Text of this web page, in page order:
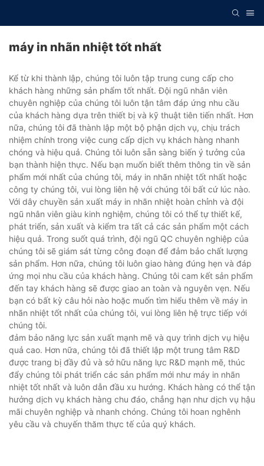
máy in nhãn nhiệt tốt nhất
Kể từ khi thành lập, chúng tôi luôn tập trung cung cấp cho
khách hàng những sản phẩm tốt nhất. Đội ngũ nhân viên
chuyên nghiệp của chúng tôi luôn tận tâm đáp ứng nhu cầu
của khách hàng dựa trên thiết bị và kỹ thuật tiên tiến nhất. Hơn
nữa, chúng tôi đã thành lập một bộ phận dịch vụ, chịu trách
nhiệm chính trong việc cung cấp dịch vụ khách hàng nhanh
chóng và hiệu quả. Chúng tôi luôn sẵn sàng biến ý tưởng của
bạn thành hiện thực. Nếu bạn muốn biết thêm thông tin về sản
phẩm mới nhất của chúng tôi, máy in nhãn nhiệt tốt nhất hoặc
công ty chúng tôi, vui lòng liên hệ với chúng tôi bất cứ lúc nào.
Với dây chuyền sản xuất máy in nhãn nhiệt hoàn chỉnh và đội
ngũ nhân viên giàu kinh nghiệm, chúng tôi có thể tự thiết kế,
phát triển, sản xuất và kiểm tra tất cả các sản phẩm một cách
hiệu quả. Trong suốt quá trình, đội ngũ QC chuyên nghiệp của
chúng tôi sẽ giám sát từng công đoạn để đảm bảo chất lượng
sản phẩm. Hơn nữa, chúng tôi luôn giao hàng đúng hẹn và đáp
ứng mọi nhu cầu của khách hàng. Chúng tôi cam kết sản phẩm
đến tay khách hàng sẽ được giao an toàn và nguyên vẹn. Nếu
bạn có bất kỳ câu hỏi nào hoặc muốn tìm hiểu thêm về máy in
nhãn nhiệt tốt nhất của chúng tôi, vui lòng liên hệ trực tiếp với
chúng tôi.
đảm bảo năng lực sản xuất mạnh mẽ và quy trình dịch vụ hiệu
quả cao. Hơn nữa, chúng tôi đã thiết lập một trung tâm R&D
được trang bị đầy đủ và sở hữu năng lực R&D mạnh mẽ, thúc
đẩy chúng tôi phát triển các sản phẩm mới như máy in nhãn
nhiệt tốt nhất và luôn dẫn đầu xu hướng. Khách hàng có thể tận
hưởng dịch vụ khách hàng chu đáo, chẳng hạn như dịch vụ hậu
mãi chuyên nghiệp và nhanh chóng. Chúng tôi hoan nghênh
yêu cầu và chuyến thăm thực tế của quý khách.